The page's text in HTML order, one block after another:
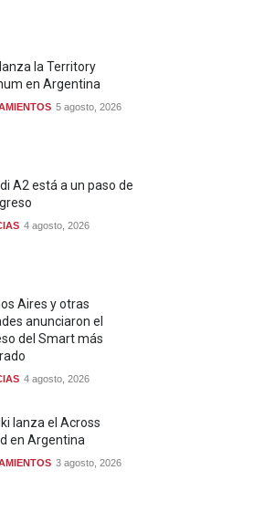
la Territory
en Argentina
5 agosto, 2026
A2 está a un paso de
4 agosto, 2026
Aires y otras
anunciaron el
del Smart más
4 agosto, 2026
lanza el Across
en Argentina
3 agosto, 2026